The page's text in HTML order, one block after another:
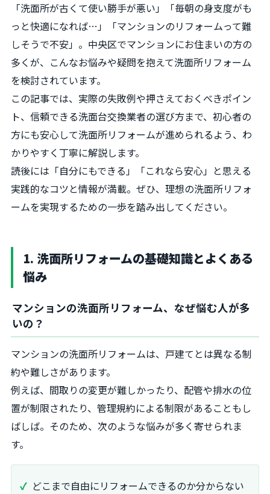
「洗面所が古くて使い勝手が悪い」「毎朝の身支度がも
っと快適になれば…」「マンションのリフォームって難
しそうで不安」。中央区でマンションにお住まいの方の
多くが、こんなお悩みや疑問を抱えて洗面所リフォーム
を検討されています。
この記事では、実際の失敗例や押さえておくべきポイン
ト、信頼できる洗面台交換業者の選び方まで、初心者の
方にも安心して洗面所リフォームが進められるよう、わ
かりやすく丁寧に解説します。
読後には「自分にもできる」「これなら安心」と思える
実践的なコツと情報が満載。ぜひ、理想の洗面所リフォ
ームを実現するための一歩を踏み出してください。
1. 洗面所リフォームの基礎知識とよくある
悩み
マンションの洗面所リフォーム、なぜ悩む人が多
いの？
マンションの洗面所リフォームは、戸建てとは異なる制
約や難しさがあります。
例えば、間取りの変更が難しかったり、配管や排水の位
置が制限されたり、管理規約による制限があることもし
ばしば。そのため、次のような悩みが多く寄せられま
す。
どこまで自由にリフォームできるのか分からない